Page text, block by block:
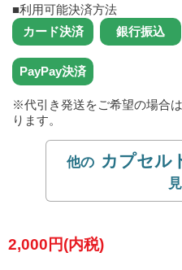
■利用可能決済方法
※代引き発送をご希望の場合
ります。
カプセル
2,000円(内税)